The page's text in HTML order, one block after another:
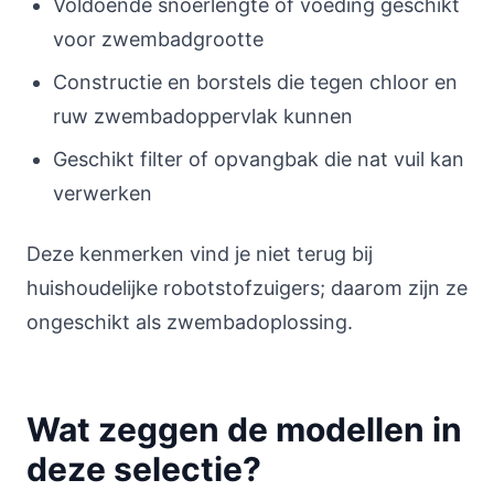
Voldoende snoerlengte of voeding geschikt
voor zwembadgrootte
Constructie en borstels die tegen chloor en
ruw zwembadoppervlak kunnen
Geschikt filter of opvangbak die nat vuil kan
verwerken
Deze kenmerken vind je niet terug bij
huishoudelijke robotstofzuigers; daarom zijn ze
ongeschikt als zwembadoplossing.
Wat zeggen de modellen in
deze selectie?